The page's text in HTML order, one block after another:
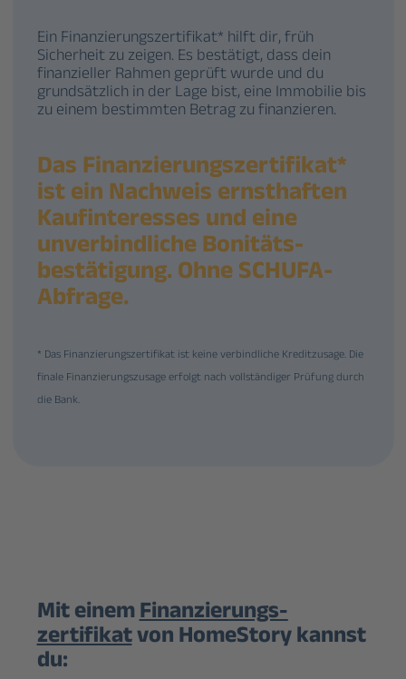
Ein Finanzierungs­zertifikat* hilft dir, früh
Sicherheit zu zeigen. Es bestätigt, dass dein
finanzieller Rahmen geprüft wurde und du
grundsätzlich in der Lage bist, eine Immobilie bis
zu einem bestimmten Betrag zu finanzieren.
Das Finanzierungs­zertifikat*
ist ein Nachweis ernst­haften
Kauf­interesses und eine
unverbind­liche Bonitäts­
bestätigung. Ohne SCHUFA-
Abfrage.
* Das Finanzierungszertifikat ist keine verbindliche Kreditzusage. Die
finale Finanzierungszusage erfolgt nach vollständiger Prüfung durch
die Bank.
Mit einem Finanzierungs­
zertifikatvon HomeStory kannst
du: